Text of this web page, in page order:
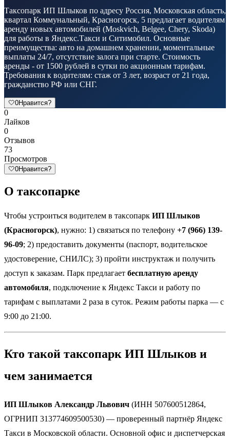
Таксопарк ИП Шлыков по адресу Россия, Московская область,
квартал Коммунальный, Красногорск, 5 предлагает водителям
аренду новых автомобилей (Moskvich, Belgee, Chery, Skoda)
для работы в Яндекс.Такси и Ситимобил. Основные
преимущества: авто на домашнем хранении, моментальные
выплаты 24/7, отсутствие залога при старте. Стоимость
аренды - от 1500 рублей в сутки по акционным тарифам.
Требования к водителям: стаж от 3 лет, возраст от 21 года,
гражданство РФ или СНГ.
🤍0Нравится?
0
Лайков
0
Отзывов
73
Просмотров
🤍0Нравится?
О таксопарке
Чтобы устроиться водителем в таксопарк ИП Шлыков
(Красногорск), нужно: 1) связаться по телефону +7 (966) 139-
96-09; 2) предоставить документы (паспорт, водительское
удостоверение, СНИЛС); 3) пройти инструктаж и получить
доступ к заказам. Парк предлагает бесплатную аренду
автомобиля, подключение к Яндекс Такси и работу по
тарифам с выплатами 2 раза в суток. Режим работы парка — с
9:00 до 21:00.
Кто такой таксопарк ИП Шлыков и
чем занимается
ИП Шлыков Александр Львович (ИНН 507600512864,
ОГРНИП 313774609500530) — проверенный партнёр Яндекс
Такси в Московской области. Основной офис и диспетчерская